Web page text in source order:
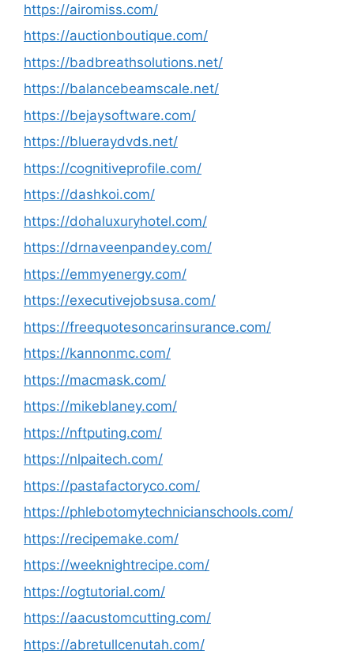
https://airomiss.com/
https://auctionboutique.com/
https://badbreathsolutions.net/
https://balancebeamscale.net/
https://bejaysoftware.com/
https://blueraydvds.net/
https://cognitiveprofile.com/
https://dashkoi.com/
https://dohaluxuryhotel.com/
https://drnaveenpandey.com/
https://emmyenergy.com/
https://executivejobsusa.com/
https://freequotesoncarinsurance.com/
https://kannonmc.com/
https://macmask.com/
https://mikeblaney.com/
https://nftputing.com/
https://nlpaitech.com/
https://pastafactoryco.com/
https://phlebotomytechnicianschools.com/
https://recipemake.com/
https://weeknightrecipe.com/
https://ogtutorial.com/
https://aacustomcutting.com/
https://abretullcenutah.com/